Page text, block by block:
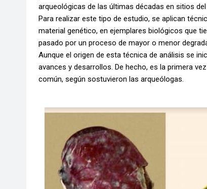
arqueológicas de las últimas décadas en sitios
Para realizar este tipo de estudio, se aplican
material genético, en ejemplares biológicos que
pasado por un proceso de mayor o menor
Aunque el origen de esta técnica de análisis se
avances y desarrollos. De hecho, es la primera
común, según sostuvieron las arqueólogas.